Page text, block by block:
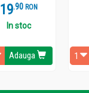
19.9 RON
In stoc
Adauga